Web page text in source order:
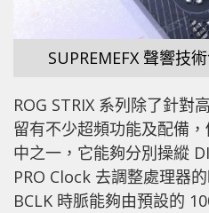
SUPREMEFX 聲響技
ROG STRIX 系列除了針對
留有不少超頻功能及配備
中之一，它能夠分別操縱
PRO Clock 去調整處理器
BCLK 時脈能夠由預設的